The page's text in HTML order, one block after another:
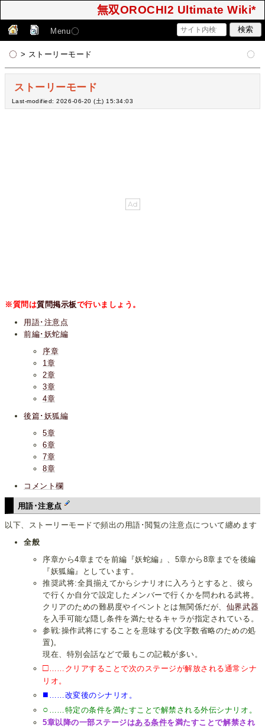
無双OROCHI2 Ultimate Wiki*
Menu
> ストーリーモード
ストーリーモード
Last-modified: 2026-06-20 (土) 15:34:03
※質問は質問掲示板で行いましょう。
用語･注意点
前編･妖蛇編
序章
1章
2章
3章
4章
後篇･妖狐編
5章
6章
7章
8章
コメント欄
用語･注意点
以下、ストーリーモードで頻出の用語･閲覧の注意点について纏めます
全般
序章から4章までを前編『妖蛇編』、5章から8章までを後編
『妖狐編』としています。
推奨武将:全員揃えてからシナリオに入ろうとすると、彼ら
で行くか自分で設定したメンバーで行くかを問われる武将。
クリアのための難易度やイベントとは無関係だが、 仙界武器
を入手可能な隠し条件を満たせるキャラが指定されている。
参戦:操作武将にすることを意味する(文字数省略のための処
置)。
現在、特別会話などで最もこの記載が多い。
□……クリアすることで次のステージが解放される通常シナ
リオ。
■ ……改変後のシナリオ。
○ ……特定の条件を満たすことで解禁される外伝シナリオ。
5章以降の一部ステージはある条件を満たすことで解禁され